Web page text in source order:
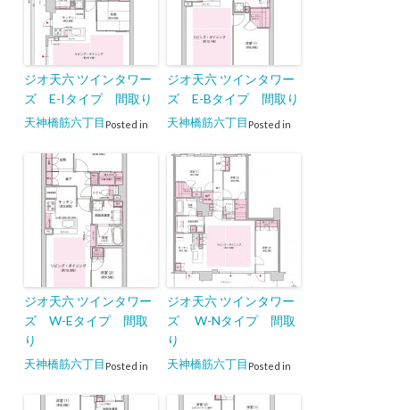
ジオ天六 ツインタワー
ズ E-Iタイプ 間取り
Posted in
天神橋筋六丁目
ジオ天六 ツインタワー
ズ E-Bタイプ 間取り
Posted in
天神橋筋六丁目
ジオ天六 ツインタワー
ズ W-Eタイプ 間取
り
Posted in
天神橋筋六丁目
ジオ天六 ツインタワー
ズ W-Nタイプ 間取
り
Posted in
天神橋筋六丁目